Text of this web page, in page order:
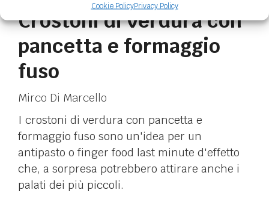
Cookie PolicyPrivacy Policy
Crostoni di verdura con
pancetta e formaggio
fuso
Mirco Di Marcello
I crostoni di verdura con pancetta e
formaggio fuso sono un'idea per un
antipasto o finger food last minute d'effetto
che, a sorpresa potrebbero attirare anche i
palati dei più piccoli.